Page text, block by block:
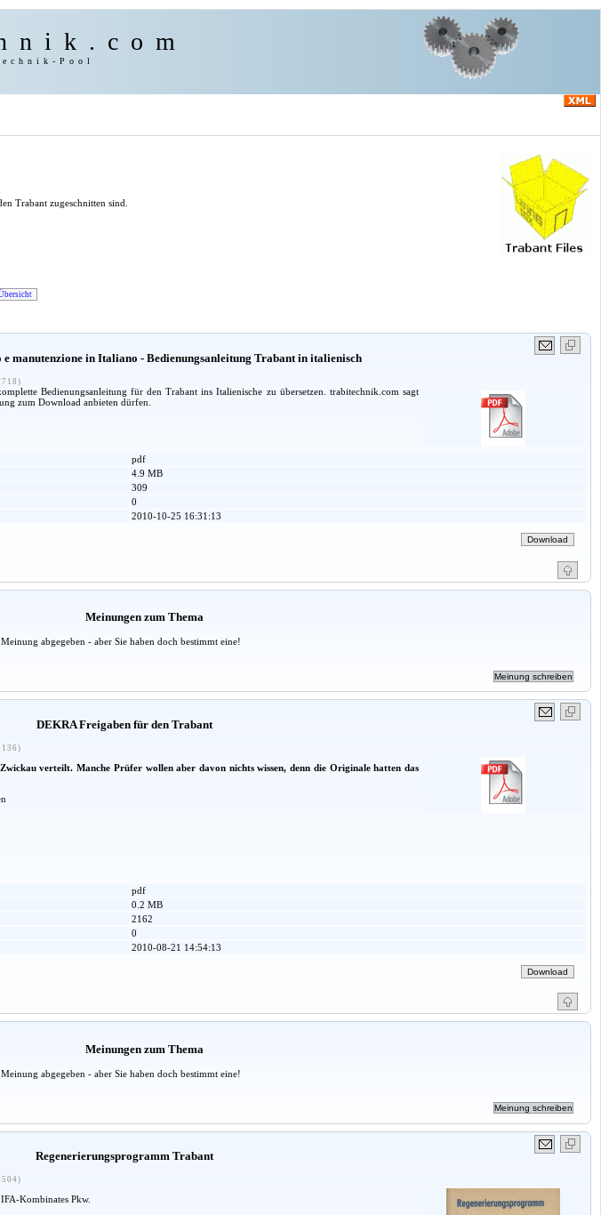
Pool
Trabant zugeschnitten sind.
e manutenzione in Italiano - Bedienungsanleitung Trabant in italienisch
Bedienungsanleitung für den Trabant ins Italienische zu übersetzen. trabitechnik.com sagt
zum Download anbieten dürfen.
pdf
4.9 MB
309
0
2010-10-25 16:31:13
Meinungen zum Thema
abgegeben - aber Sie haben doch bestimmt eine!
DEKRA Freigaben für den Trabant
verteilt. Manche Prüfer wollen aber davon nichts wissen, denn die Originale hatten das
pdf
0.2 MB
2162
0
2010-08-21 14:54:13
Meinungen zum Thema
abgegeben - aber Sie haben doch bestimmt eine!
Regenerierungsprogramm Trabant
Kombinates Pkw.